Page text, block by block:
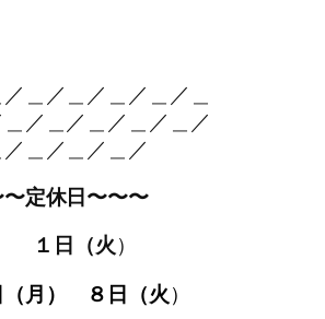
／＿／＿／＿／＿／＿
／＿／＿／＿／＿／
／＿／＿／＿／
定休日〜〜〜
１日（火）
月） ８日（火）